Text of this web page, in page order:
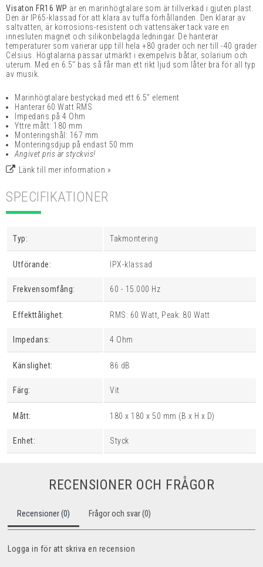
Visaton FR16 WP är en marinhögtalare som är tillverkad i gjuten plast.
Den är IP65-klassad för att klara av tuffa förhållanden. Den klarar av
saltvatten, är korrosions-resistent och vattensäker tack vare en
innesluten magnet och silikonbelagda ledningar. De hanterar
temperaturer som varierar upp till hela +80 grader och ner till -40 grader
Celsius. Högtalarna passar utmärkt i exempelvis båtar, solarium och
uterum. Med en 6.5" bas så får man ett rikt ljud som låter bra för all typ
av musik.
Marinhögtalare bestyckad med ett 6.5" element
Hanterar 60 Watt RMS
Impedans på 4 Ohm
Yttre mått: 180 mm
Monteringshål: 167 mm
Monteringsdjup på endast 50 mm
Angivet pris är styckvis!
Länk till mer information »
SPECIFIKATIONER
Typ: Takmontering
Utförande: IPX-klassad
Frekvensomfång: 60 - 15.000 Hz
Effekttålighet: RMS: 60 Watt, Peak: 80 Watt
Impedans: 4 Ohm
Känslighet: 86 dB
Färg: Vit
Mått: 180 x 180 x 50 mm (B x H x D)
Enhet: Styck
RECENSIONER OCH FRÅGOR
Recensioner (0) Frågor och svar (0)
Logga in för att skriva en recension